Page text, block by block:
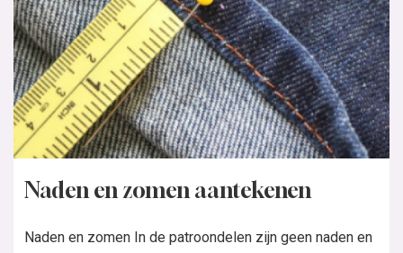
Naden en zomen aantekenen
Naden en zomen In de patroondelen zijn geen naden en